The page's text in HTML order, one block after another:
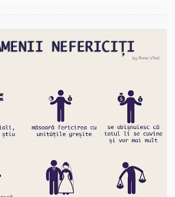
DE FRUMOS
încercând să fac o listă cu
impact momente din anul meu